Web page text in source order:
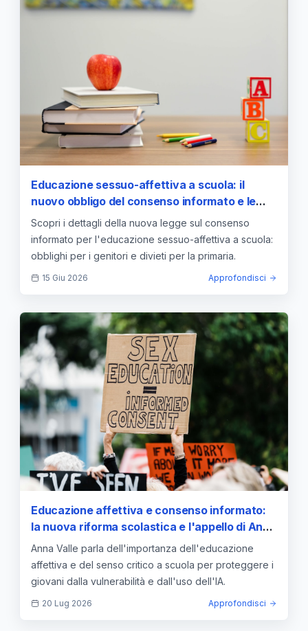
Educazione sessuo-affettiva a scuola: il
nuovo obbligo del consenso informato e le
restrizioni per i diversi gradi di istruzione
Scopri i dettagli della nuova legge sul consenso
informato per l'educazione sessuo-affettiva a scuola:
obblighi per i genitori e divieti per la primaria.
15 Giu 2026 Approfondisci
Educazione affettiva e consenso informato:
la nuova riforma scolastica e l'appello di Anna
Valle
Anna Valle parla dell'importanza dell'educazione
affettiva e del senso critico a scuola per proteggere i
giovani dalla vulnerabilità e dall'uso dell'IA.
20 Lug 2026 Approfondisci